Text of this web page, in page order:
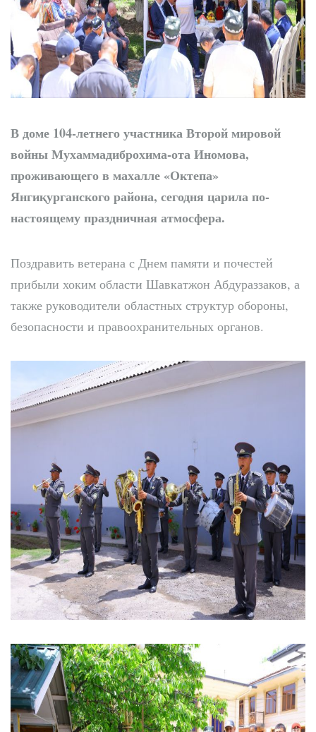
В доме 104-летнего участника Второй мировой
войны Мухаммадиброхима-ота Иномова,
проживающего в махалле «Октепа»
Янгиқурганского района, сегодня царила по-
настоящему праздничная атмосфера.
Поздравить ветерана с Днем памяти и почестей
прибыли хоким области Шавкатжон Абдураззаков, а
также руководители областных структур обороны,
безопасности и правоохранительных органов.